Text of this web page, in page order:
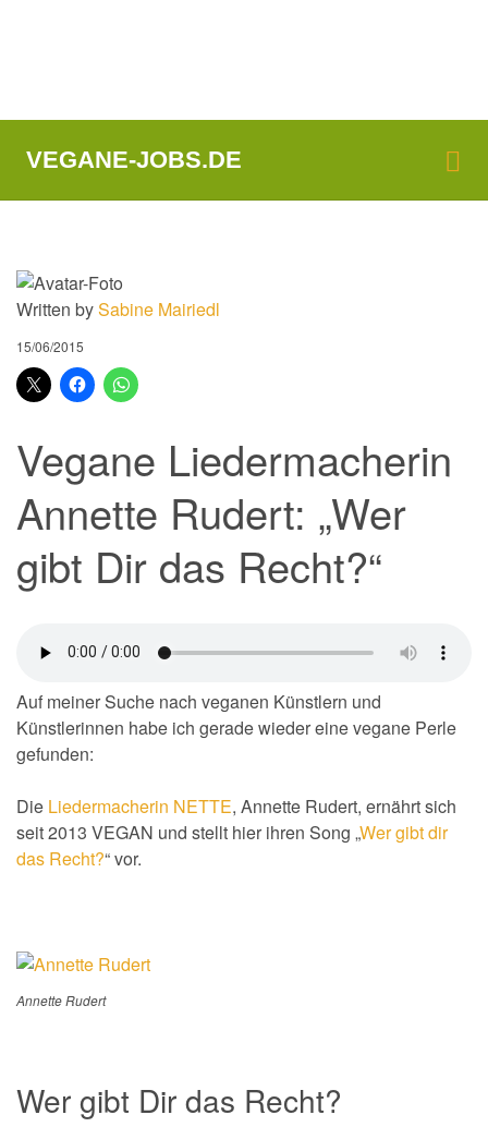
VEGANE-JOBS.DE
Written bySabine Mairiedl
15/06/2015
Vegane Liedermacherin
Annette Rudert: „Wer
gibt Dir das Recht?“
Auf meiner Suche nach veganen Künstlern und
Künstlerinnen habe ich gerade wieder eine vegane Perle
gefunden:
Die Liedermacherin NETTE, Annette Rudert, ernährt sich
seit 2013 VEGAN und stellt hier ihren Song „Wer gibt dir
das Recht?“ vor.
Annette Rudert
Wer gibt Dir das Recht?